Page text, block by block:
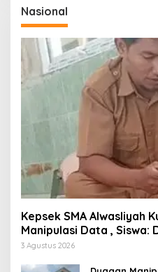
Nasional
Kepsek SMA Alwasliyah
Manipulasi Data , Siswa:
Dana MBG Disalurkan ke
3 Agustus 2026